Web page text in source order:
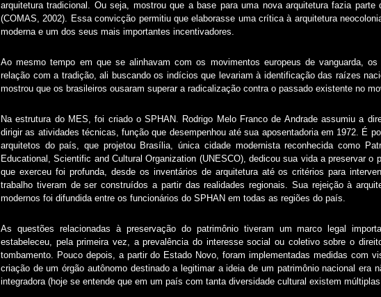
arquitetura tradicional. Ou seja, mostrou que a base para uma nova arquitetura fazia
(COMAS, 2002). Essa convicção permitiu que elaborasse uma crítica à arquitetura
moderna e um dos seus mais importantes incentivadores.
Ao mesmo tempo em que se alinhavam com os movimentos europeus de vanguarda, os
relação com a tradição, ali buscando os indícios que levariam à identificação das raízes
mostrou que os brasileiros ousaram superar a radicalização contra o passado existente no
Na estrutura do MES, foi criado o SPHAN. Rodrigo Melo Franco de Andrade assumiu a
dirigir as atividades técnicas, função que desempenhou até sua aposentadoria em 1972. É
arquitetos do país, que projetou Brasília, única cidade modernista reconhecida como
Educational, Scientific and Cultural Organization (UNESCO), dedicou sua vida a preservar
que exerceu foi profunda, desde os inventários de arquitetura até os critérios para
trabalho tiveram de ser construídos a partir das realidades regionais. Sua rejeição à
modernos foi difundida entre os funcionários do SPHAN em todas as regiões do país.
As questões relacionadas à preservação do patrimônio tiveram um marco legal
estabeleceu, pela primeira vez, a prevalência do interesse social ou coletivo sobre o
tombamento. Pouco depois, a partir do Estado Novo, foram implementadas medidas com
criação de um órgão autônomo destinado a legitimar a ideia de um patrimônio nacional era
integradora (hoje se entende que em um país com tanta diversidade cultural existem